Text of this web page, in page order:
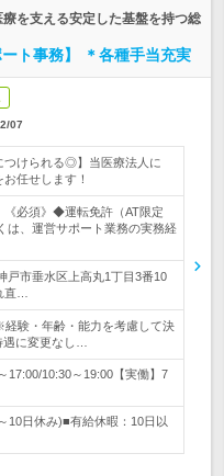
を支える安定した基盤を持つ総
ト事務】 ＊各種手当充実
07
つけられる◎】当医療法人に
任せします！
《必須》◆運転免許（AT限定
、運営サポート業務の実務経
市垂水区上高丸1丁目3番10
直…
経験・年齢・能力を考慮して決
に変更なし…
17:00/10:30～19:00【実働】7
10日休み)■有給休暇：10日以